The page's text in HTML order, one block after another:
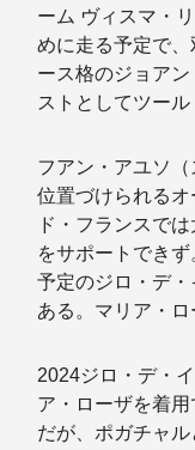
ーム ヴィスマ・
めに走る予定で
ース格のジョア
ストとしてツール
フアン・アユソ
位置づけられるオ
ド・フランスで
をサポートでき
予定のジロ・デ
ある。マリア・
2024ジロ・デ・
ア・ローザを着
だが、ポガチャ